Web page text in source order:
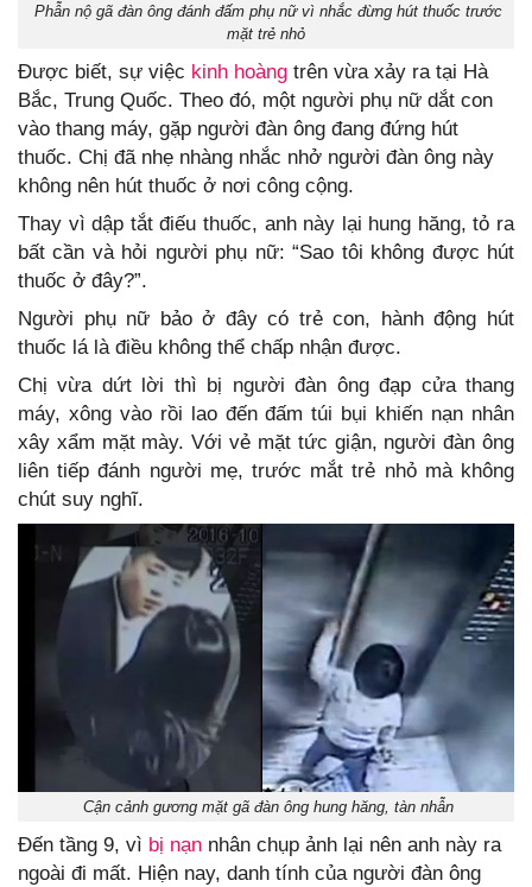
Phẫn nộ gã đàn ông đánh đấm phụ nữ vì nhắc đừng hút thuốc trước
mặt trẻ nhỏ
Được biết, sự việc kinh hoàng trên vừa xảy ra tại Hà
Bắc, Trung Quốc. Theo đó, một người phụ nữ dắt con
vào thang máy, gặp người đàn ông đang đứng hút
thuốc. Chị đã nhẹ nhàng nhắc nhở người đàn ông này
không nên hút thuốc ở nơi công cộng.
Thay vì dập tắt điếu thuốc, anh này lại hung hăng, tỏ ra
bất cần và hỏi người phụ nữ: “Sao tôi không được hút
thuốc ở đây?”.
Người phụ nữ bảo ở đây có trẻ con, hành động hút
thuốc lá là điều không thể chấp nhận được.
Chị vừa dứt lời thì bị người đàn ông đạp cửa thang
máy, xông vào rồi lao đến đấm túi bụi khiến nạn nhân
xây xẩm mặt mày. Với vẻ mặt tức giận, người đàn ông
liên tiếp đánh người mẹ, trước mắt trẻ nhỏ mà không
chút suy nghĩ.
Cận cảnh gương mặt gã đàn ông hung hăng, tàn nhẫn
Đến tầng 9, vì bị nạn nhân chụp ảnh lại nên anh này ra
ngoài đi mất. Hiện nay, danh tính của người đàn ông